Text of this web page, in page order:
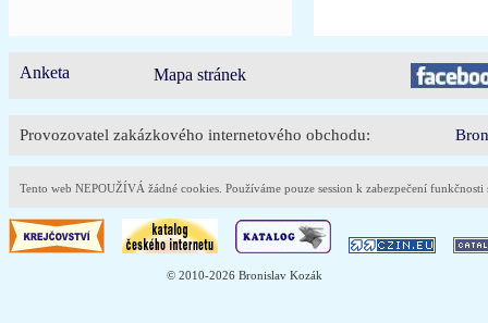
Anketa Mapa stránek
Provozovatel zakázkového internetového obchodu:
Tento web NEPOUŽÍVÁ žádné cookies. Používáme pouze session k zabezpečení
© 2010-2026 Bronislav Kozák